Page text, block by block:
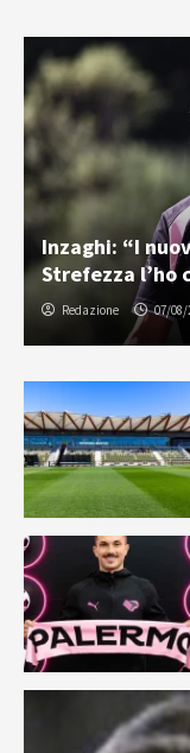
Inzaghi: “I
Strefezza l’ho
Redazione 07/08/